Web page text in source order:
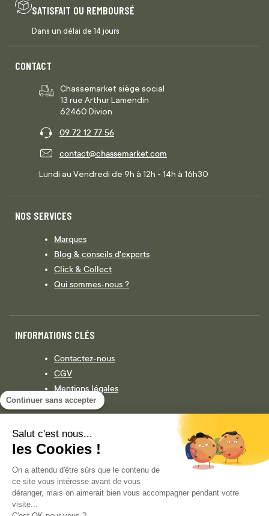
Continuer sans accepter
Salut c'est nous...
les Cookies !
On a attendu d'être sûrs que le contenu de
ce site vous intéresse avant de vous
déranger, mais on aimerait bien vous accompagner pendant votre
visite...
SATISFAIT OU REMBOURSÉ
Dans un délai de 14 jours
CONTACT
Chassemarket siège social
13 rue Arthur Lamendin
62460 Divion
09 72 12 77 56
contact@chassemarket.com
Lundi au Vendredi de 9h à 12h - 14h à 16h30
NOS SERVICES
Marques
Blog & conseils d'experts
Click & Collect
Qui sommes-nous ?
INFORMATIONS CLÉS
Contactez-nous
CGV
Mentions légales
Législation
Facebook Instagram
COPYRIGHT © 2013-AUJOURD'HUI MAGENTO, INC. TOUS DROITS RÉSERVÉS.